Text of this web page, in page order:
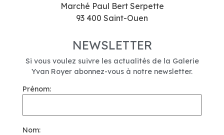
Marché Paul Bert Serpette
93 400 Saint-Ouen
NEWSLETTER
Si vous voulez suivre les actualités de la Galerie
Yvan Royer abonnez-vous à notre newsletter.
Prénom:
Nom: